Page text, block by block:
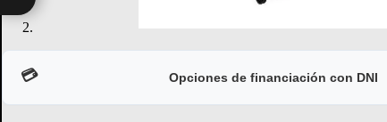
💳 Opciones de financiación con DNI